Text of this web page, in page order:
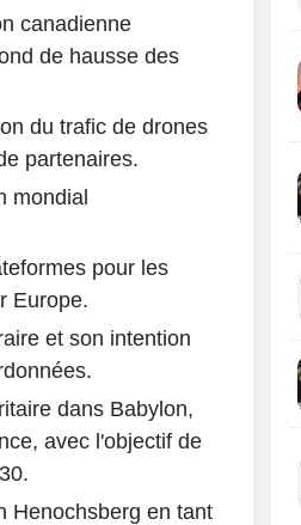
canadienne
de hausse des
du trafic de drones
partenaires.
mondial
pour les
Europe.
et son intention
dans Babylon,
avec l'objectif de
Henochsberg en tant